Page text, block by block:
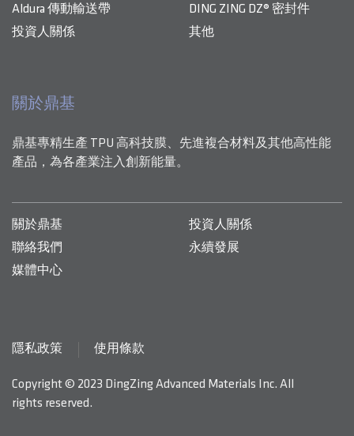
Aldura 傳動輸送帶
DING ZING DZ® 密封件
投資人關係
其他
關於鼎基
鼎基專精生產 TPU 高科技膜、先進複合材料及其他高性能
產品，為各產業注入創新能量。
關於鼎基
投資人關係
聯絡我們
永續發展
媒體中心
隱私政策 使用條款
Copyright © 2023 DingZing Advanced Materials Inc. All
rights reserved.